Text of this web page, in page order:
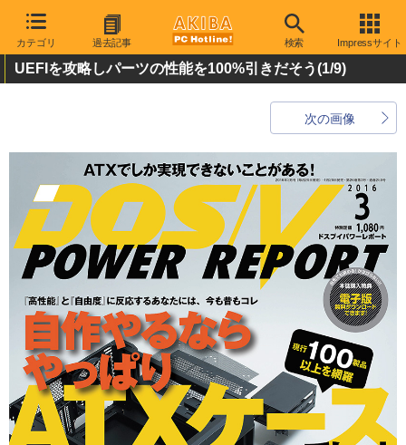
カテゴリ 過去記事 検索 Impressサイト
UEFIを攻略しパーツの性能を100%引きだそう(1/9)
次の画像